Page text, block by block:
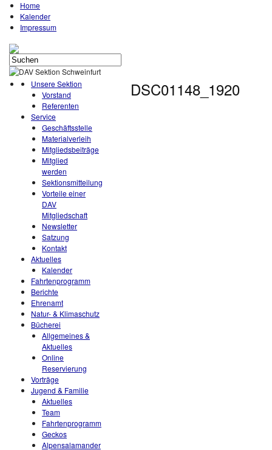
Home
Kalender
Impressum
Unsere Sektion
Vorstand
Referenten
Service
Geschäftsstelle
Materialverleih
Mitgliedsbeiträge
Mitglied
werden
Sektionsmitteilung
Vorteile einer
DAV
Mitgliedschaft
Newsletter
Satzung
Kontakt
Aktuelles
Kalender
Fahrtenprogramm
Berichte
Ehrenamt
Natur- & Klimaschutz
Bücherei
Allgemeines &
Aktuelles
Online
Reservierung
Vorträge
Jugend & Familie
Aktuelles
Team
Fahrtenprogramm
Geckos
Alpensalamander
DSC01148_1920